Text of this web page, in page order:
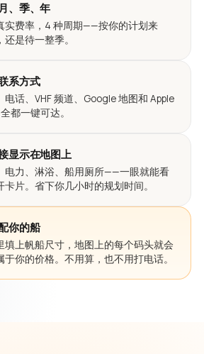
、季、年
实费率，4 种周期——按你的计划来
是待一整季。
系方式
电话、VHF 频道、Google 地图和 Apple
都一键可达。
显示在地图上
电力、淋浴、船用厕所——一眼就能看
片。省下你几小时的规划时间。
你的船
填上帆船尺寸，地图上的每个码头就会
于你的价格。不用算，也不用打电话。